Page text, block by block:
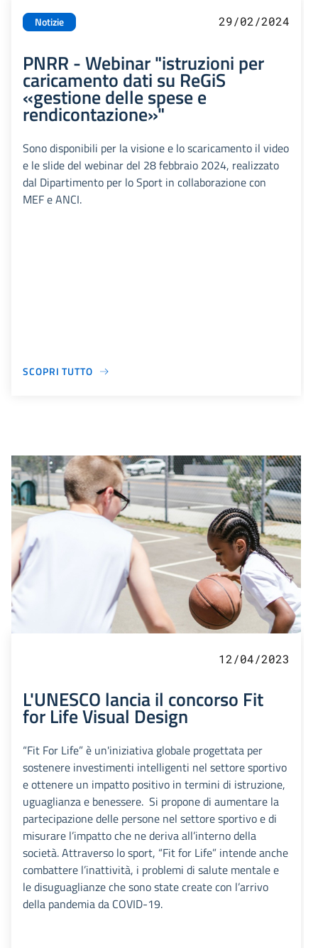
Notizie 29/02/2024
PNRR - Webinar "istruzioni per
caricamento dati su ReGiS
«gestione delle spese e
rendicontazione»"
Sono disponibili per la visione e lo scaricamento il video
e le slide del webinar del 28 febbraio 2024, realizzato
dal Dipartimento per lo Sport in collaborazione con
MEF e ANCI.
SCOPRI TUTTO
12/04/2023
L'UNESCO lancia il concorso Fit
for Life Visual Design
“Fit For Life” è un'iniziativa globale progettata per
sostenere investimenti intelligenti nel settore sportivo
e ottenere un impatto positivo in termini di istruzione,
uguaglianza e benessere. Si propone di aumentare la
partecipazione delle persone nel settore sportivo e di
misurare l’impatto che ne deriva all’interno della
società. Attraverso lo sport, “Fit for Life” intende anche
combattere l’inattività, i problemi di salute mentale e
le disuguaglianze che sono state create con l’arrivo
della pandemia da COVID-19.